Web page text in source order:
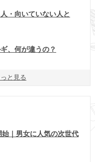
・向いていない人と
、何が違うの？
と見る
｜男女に人気の次世代